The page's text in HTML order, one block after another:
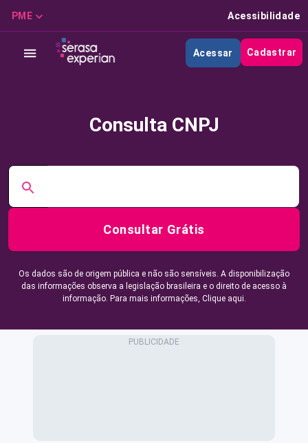
PME Acessibilidade
Acessar Cadastrar
Consulta CNPJ
Consultar Grátis
Os dados são de origem pública e não são sensíveis. A disponibilização
das informações observa a legislação brasileira e o direito de acesso à
informação. Para mais informações, Clique aqui.